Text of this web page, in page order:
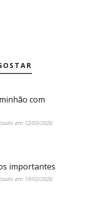
com
em 12/03/2026
importantes
em 19/02/2026